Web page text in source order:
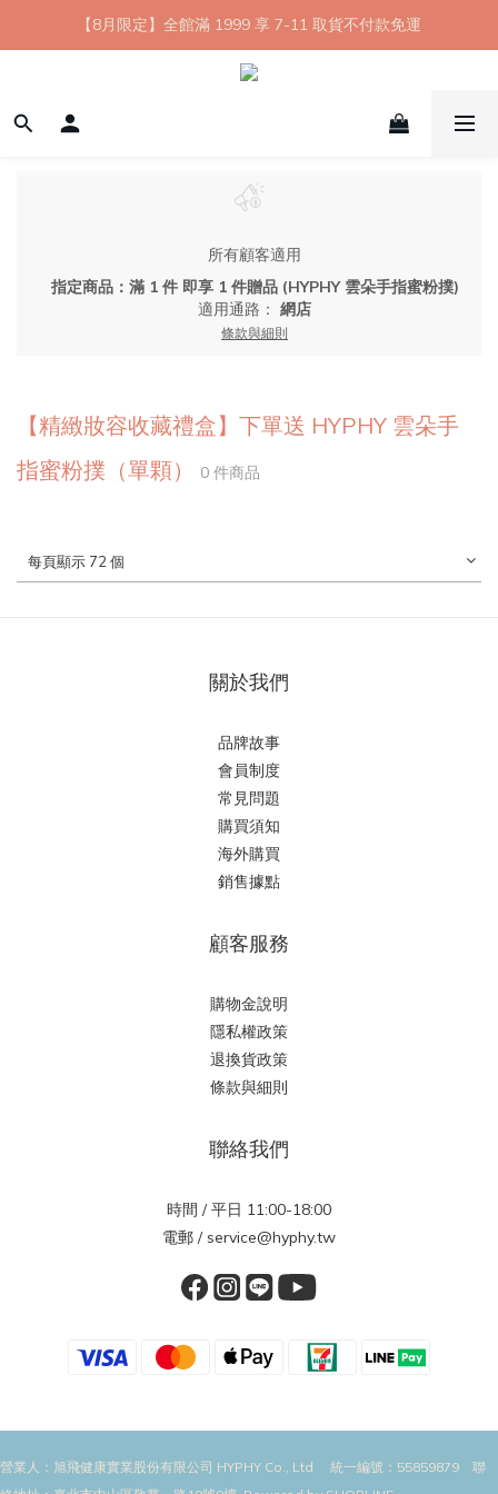
【8月限定】全館滿 1999 享 7-11 取貨不付款免運
【8月限定】全館滿 1999 享 7-11 取貨不付款免運
七夕情人節💘任選 A+B 限時優惠 $1314 元
新會員首購 7-11 店到店免運 點我成為HYPHY Girl
所有顧客適用
指定商品：滿 1 件 即享 1 件贈品 (HYPHY 雲朵手指蜜粉撲)
適用通路： 網店
條款與細則
【精緻妝容收藏禮盒】下單送 HYPHY 雲朵手
指蜜粉撲（單顆）
0 件商品
每頁顯示 72 個
關於我們
品牌故事
會員制度
常見問題
購買須知
海外購買
銷售據點
顧客服務
購物金說明
隱私權政策
退換貨政策
條款與細則
聯絡我們
時間 / 平日 11:00-18:00
電郵 / service@hyphy.tw
營業人：旭飛健康實業股份有限公司 HYPHY Co., Ltd 統一編號：55859879 聯